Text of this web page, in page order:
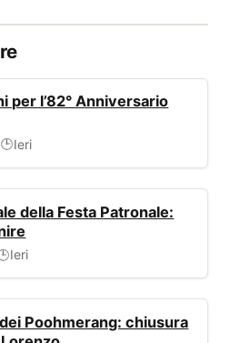
per l’82° Anniversario
🕒Ieri
della Festa Patronale:
Ieri
Poohmerang: chiusura